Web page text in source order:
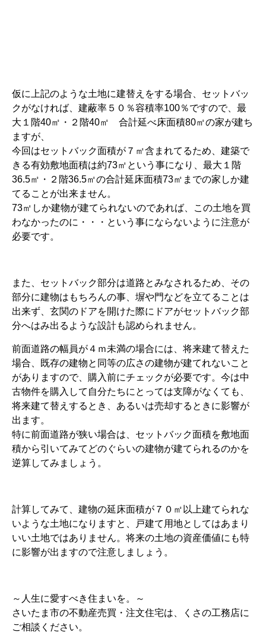
仮に上記のような土地に建替えをする場合、セットバッ
クがなければ、建蔽率５０％容積率100％ですので、最
大１階40㎡・２階40㎡ 合計延べ床面積80㎡の家が建ち
ますが、
今回はセットバック面積が７㎡含まれてるため、建築で
きる有効敷地面積は約73㎡という事になり、最大１階
36.5㎡・２階36.5㎡の合計延床面積73㎡までの家しか建
てることが出来ません。
73㎡しか建物が建てられないのであれば、この土地を買
わなかったのに・・・という事にならないように注意が
必要です。
また、セットバック部分は道路とみなされるため、その
部分に建物はもちろんの事、塀や門などを立てることは
出来ず、玄関のドアを開けた際にドアがセットバック部
分へはみ出るような設計も認められません。
前面道路の幅員が４ｍ未満の場合には、将来建て替えた
場合、既存の建物と同等の広さの建物が建てれないこと
がありますので、購入前にチェックが必要です。今は中
古物件を購入して自分たちにとっては支障がなくても、
将来建て替えするとき、あるいは売却するときに影響が
出ます。
特に前面道路が狭い場合は、セットバック面積を敷地面
積から引いてみてどのぐらいの建物が建てられるのかを
逆算してみましょう。
計算してみて、建物の延床面積が７０㎡以上建てられな
いような土地になりますと、戸建て用地としてはあまり
いい土地ではありません。将来の土地の資産価値にも特
に影響が出ますので注意しましょう。
～人生に愛すべき住まいを。～
さいたま市の不動産売買・注文住宅は、くさの工務店に
ご相談ください。